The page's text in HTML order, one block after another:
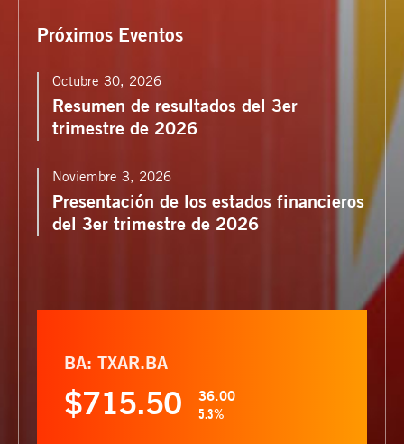
BA: TXAR.BA
715.50
36.00
5.3%
Próximos Eventos
Octubre 30, 2026
Resumen de resultados del 3er
trimestre de 2026
Noviembre 3, 2026
Presentación de los estados financieros
del 3er trimestre de 2026